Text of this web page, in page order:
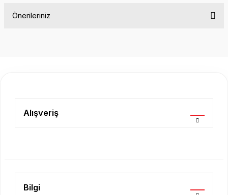
Önerileriniz
Ürün açıklamasında eksik bilgiler bulunuyor.
Alışveriş
Bilgi